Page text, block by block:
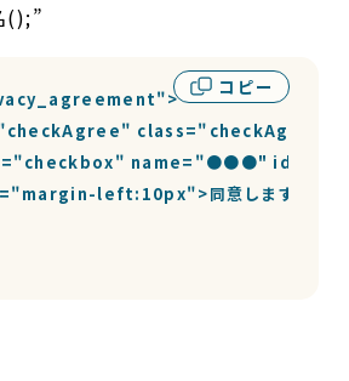
();”
コピー
class="checkAgree">
name="●●●"
left:10px">同意します</